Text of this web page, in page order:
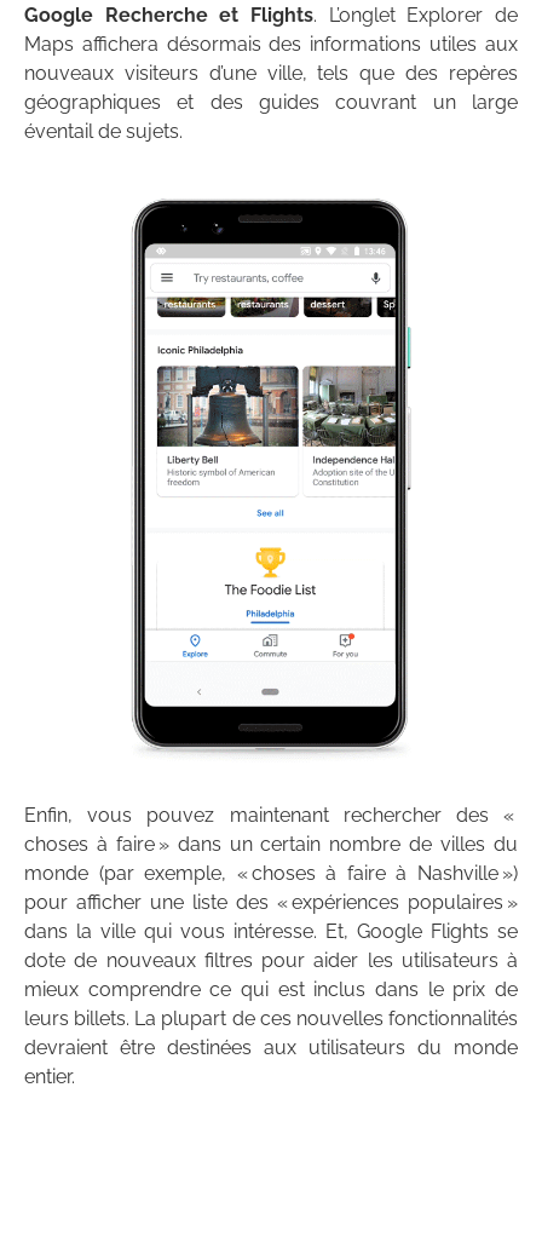
Google Recherche et Flights. L’onglet Explorer de
Maps affichera désormais des informations utiles aux
nouveaux visiteurs d’une ville, tels que des repères
géographiques et des guides couvrant un large
éventail de sujets.
Enfin, vous pouvez maintenant rechercher des «
choses à faire » dans un certain nombre de villes du
monde (par exemple, « choses à faire à Nashville »)
pour afficher une liste des « expériences populaires »
dans la ville qui vous intéresse. Et, Google Flights se
dote de nouveaux filtres pour aider les utilisateurs à
mieux comprendre ce qui est inclus dans le prix de
leurs billets. La plupart de ces nouvelles fonctionnalités
devraient être destinées aux utilisateurs du monde
entier.